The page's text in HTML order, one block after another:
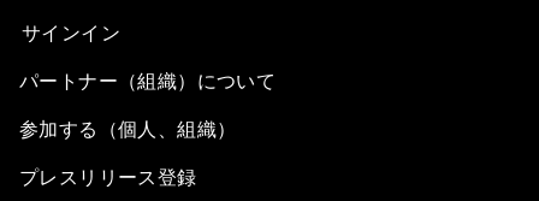
サインイン
パートナー（組織）について
参加する（個人、組織）
プレスリリース登録